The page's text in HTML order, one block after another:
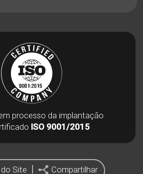
processo da implantação
ISO 9001/2015
Site Compartilhar